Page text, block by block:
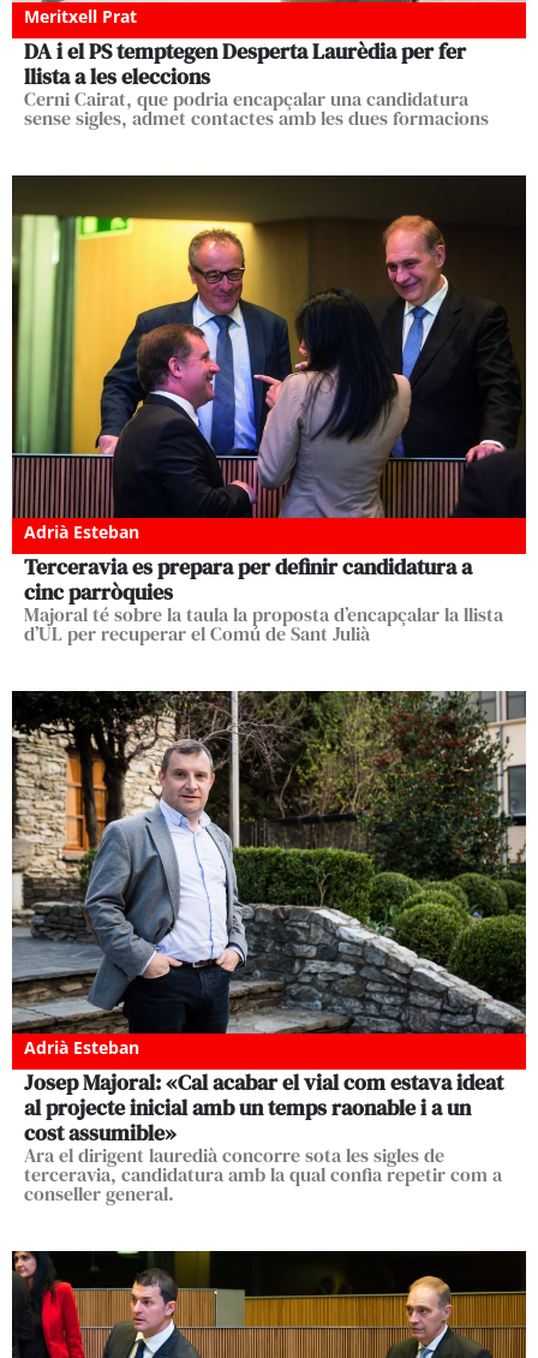
Meritxell Prat
DA i el PS temptegen Desperta Laurèdia per fer
llista a les eleccions
Cerni Cairat, que podria encapçalar una candidatura
sense sigles, admet contactes amb les dues formacions
Adrià Esteban
Terceravia es prepara per definir candidatura a
cinc parròquies
Majoral té sobre la taula la proposta d’encapçalar la llista
d’UL per recuperar el Comú de Sant Julià
Adrià Esteban
Josep Majoral: «Cal acabar el vial com estava ideat
al projecte inicial amb un temps raonable i a un
cost assumible»
Ara el dirigent lauredià concorre sota les sigles de
terceravia, candidatura amb la qual confia repetir com a
conseller general.